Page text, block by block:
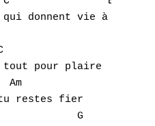
qui donnent vie à nos
tout pour plaire
tu restes fier
G
H
J
K